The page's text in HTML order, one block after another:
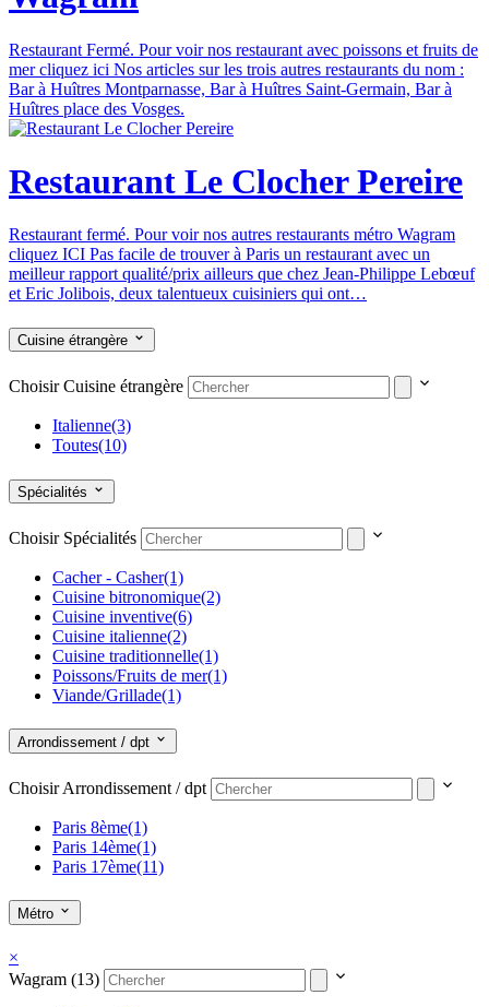
Restaurant Fermé. Pour voir nos restaurant avec poissons et fruits de
mer cliquez ici Nos articles sur les trois autres restaurants du nom :
Bar à Huîtres Montparnasse, Bar à Huîtres Saint-Germain, Bar à
Huîtres place des Vosges.
Restaurant Le Clocher Pereire
Restaurant fermé. Pour voir nos autres restaurants métro Wagram
cliquez ICI Pas facile de trouver à Paris un restaurant avec un
meilleur rapport qualité/prix ailleurs que chez Jean-Philippe Lebœuf
et Eric Jolibois, deux talentueux cuisiniers qui ont…
Cuisine étrangère
Choisir Cuisine étrangère
Italienne(3)
Toutes(10)
Spécialités
Choisir Spécialités
Cacher - Casher(1)
Cuisine bitronomique(2)
Cuisine inventive(6)
Cuisine italienne(2)
Cuisine traditionnelle(1)
Poissons/Fruits de mer(1)
Viande/Grillade(1)
Arrondissement / dpt
Choisir Arrondissement / dpt
Paris 8ème(1)
Paris 14ème(1)
Paris 17ème(11)
Métro
×
Wagram (13)